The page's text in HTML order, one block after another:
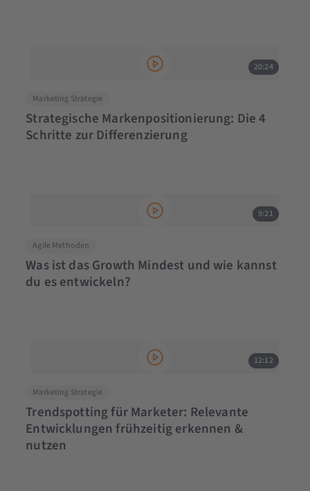
20:24
Marketing Strategie
Strategische Markenpositionierung: Die 4
Schritte zur Differenzierung
9:21
Agile Methoden
Was ist das Growth Mindest und wie kannst
du es entwickeln?
12:12
Marketing Strategie
Trendspotting für Marketer: Relevante
Entwicklungen frühzeitig erkennen &
nutzen